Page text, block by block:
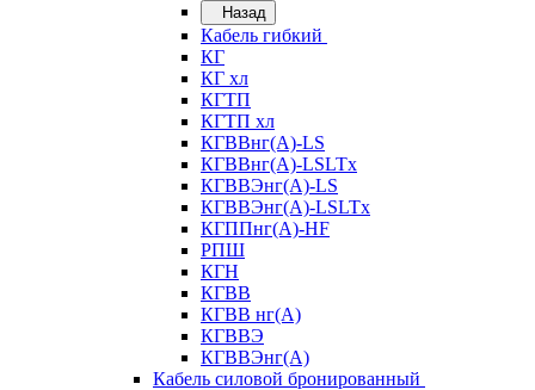
Назад
Кабель гибкий
КГ
КГ хл
КГТП
КГТП хл
КГВВнг(А)-LS
КГВВнг(А)-LSLTx
КГВВЭнг(А)-LS
КГВВЭнг(А)-LSLTx
КГППнг(А)-HF
РПШ
КГН
КГВВ
КГВВ нг(А)
КГВВЭ
КГВВЭнг(А)
Кабель силовой бронированный